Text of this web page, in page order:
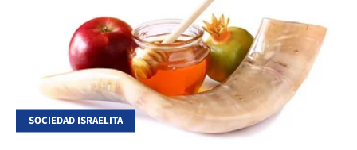
SOCIEDAD ISRAELITA